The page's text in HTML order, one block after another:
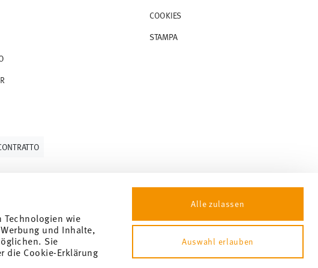
wie
und Inhalte,
Sie
die Cookie-Erklärung
Alle zulassen
Auswahl erlauben
COOKIES
STAMPA